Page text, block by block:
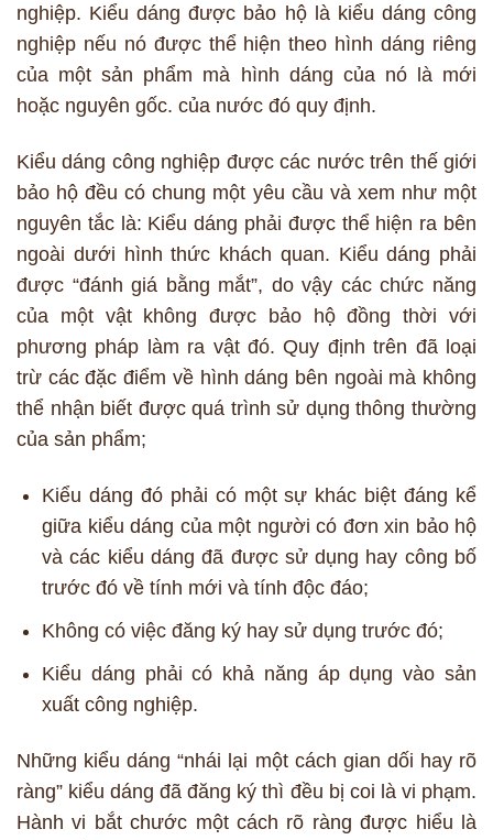
nghiệp. Kiểu dáng được bảo hộ là kiểu dáng công
nghiệp nếu nó được thể hiện theo hình dáng riêng
của một sản phẩm mà hình dáng của nó là mới
hoặc nguyên gốc. của nước đó quy định.
Kiểu dáng công nghiệp được các nước trên thế giới
bảo hộ đều có chung một yêu cầu và xem như một
nguyên tắc là: Kiểu dáng phải được thể hiện ra bên
ngoài dưới hình thức khách quan. Kiểu dáng phải
được “đánh giá bằng mắt”, do vậy các chức năng
của một vật không được bảo hộ đồng thời với
phương pháp làm ra vật đó. Quy định trên đã loại
trừ các đặc điểm về hình dáng bên ngoài mà không
thể nhận biết được quá trình sử dụng thông thường
của sản phẩm;
Kiểu dáng đó phải có một sự khác biệt đáng kể
giữa kiểu dáng của một người có đơn xin bảo hộ
và các kiểu dáng đã được sử dụng hay công bố
trước đó về tính mới và tính độc đáo;
Không có việc đăng ký hay sử dụng trước đó;
Kiểu dáng phải có khả năng áp dụng vào sản
xuất công nghiệp.
Những kiểu dáng “nhái lại một cách gian dối hay rõ
ràng” kiểu dáng đã đăng ký thì đều bị coi là vi phạm.
Hành vi bắt chước một cách rõ ràng được hiểu là